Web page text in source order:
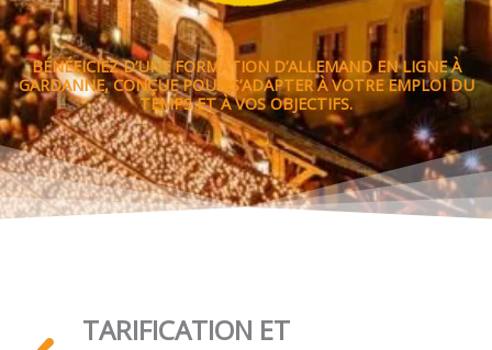
BÉNÉFICIEZ D’UNE FORMATION D’ALLEMAND EN LIGNE À
GARDANNE, CONÇUE POUR S’ADAPTER À VOTRE EMPLOI DU
TEMPS ET À VOS OBJECTIFS.
TARIFICATION ET